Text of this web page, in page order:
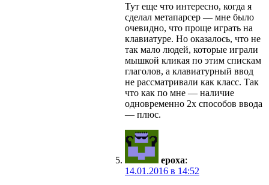
Тут еще что интересно, когда я
сделал метапарсер — мне было
очевидно, что проще играть на
клавиатуре. Но оказалось, что не
так мало людей, которые играли
мышкой кликая по этим спискам
глаголов, а клавиатурный ввод
не рассматривали как класс. Так
что как по мне — наличие
одновременно 2х способов ввода
— плюс.
epoxa:
14.01.2016 в 14:52